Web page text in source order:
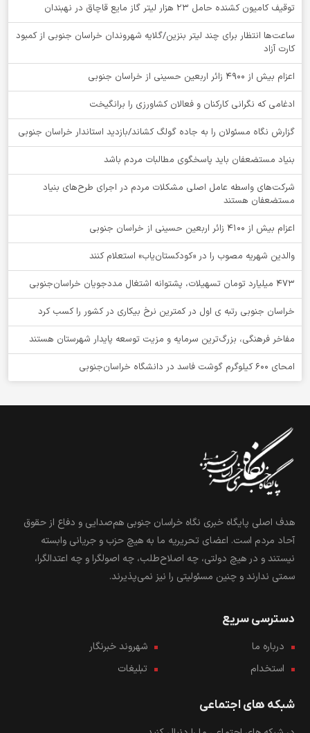
توقيف کامیون کشنده حامل 23 هزار لیتر گاز مایع قاچاق در نهبندان
ساعت‌ها انتظار برای چند لیتر بنزین/گلایه شهروندان خراسان جنوبی از کمبود
کارت آزاد
اعزام بیش از 4900 زائر اربعین حسینی از خراسان جنوبی
ادغامی که نگرانی کارکنان و فعالان کشاورزی را برانگیخت
گزارش نگاه مسئولان را به جاده گولگ کشاند/بازدید استاندار خراسان جنوبی
بنیاد مستضعفان باید پاسخگوی مطالبات مردم باشد
شرکت‌های واسطه عامل اصلی مشکلات مردم در اجرای طرح‌های بنیاد
مستضعفان هستند
اعزام بیش از 4100 زائر اربعین حسینی از خراسان جنوبی
والدین شهریه مصوب را در «کودکستان‌یاب» استعلام کنند
۴۷۳ میلیارد تومان تسهیلات، پشتوانه اشتغال مددجویان خراسان‌جنوبی
خراسان جنوبی رتبه ی اول در کمترین نرخ بیکاری در کشور را کسب کرد
مفاخر فرهنگی، بزرگ‌ترین سرمایه و مزیت توسعه پایدار شهرستان هستند
امحای ۶۰۰ کیلوگرم گوشت فاسد در دانشگاه خراسان‌جنوبی
هدف اصلی پایگاه خبری نگاه خراسان جنوبی هم‌صدایی و دفاع از حقوق
آحاد مردم است. اعضای تحریریه ما به هیچ حزب و جریانی وابسته
نیستند و در هیچ دولتی، چه اصلاح‌طلب، چه اصولگرا و چه اعتدالگرا،
سمتی ندارند و چنین مسئولیتی را نیز نمی‌پذیرند.
دسترسی سریع
درباره ما
شهروند خبرنگار
استخدام
تبلیغات
شبکه های اجتماعی